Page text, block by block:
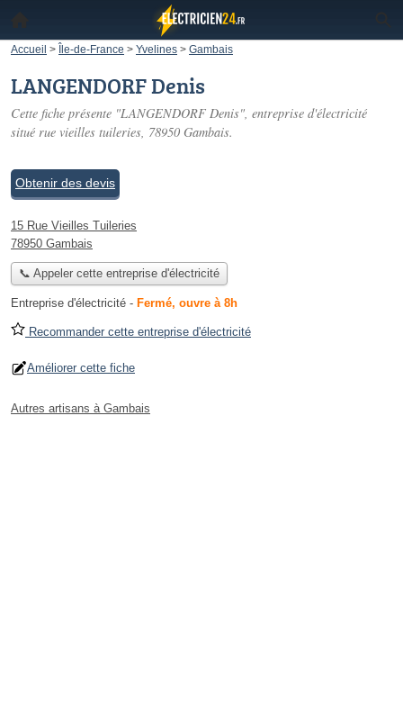
Accueil > Île-de-France > Yvelines > Gambais
LANGENDORF Denis
Cette fiche présente "LANGENDORF Denis", entreprise d'électricité
situé rue vieilles tuileries, 78950 Gambais.
Obtenir des devis
15 Rue Vieilles Tuileries
78950 Gambais
📞 Appeler cette entreprise d'électricité
Entreprise d'électricité - Fermé, ouvre à 8h
Recommander cette entreprise d'électricité
Améliorer cette fiche
Autres artisans à Gambais